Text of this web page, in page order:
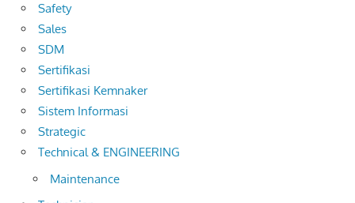
Safety
Sales
SDM
Sertifikasi
Sertifikasi Kemnaker
Sistem Informasi
Strategic
Technical & ENGINEERING
Maintenance